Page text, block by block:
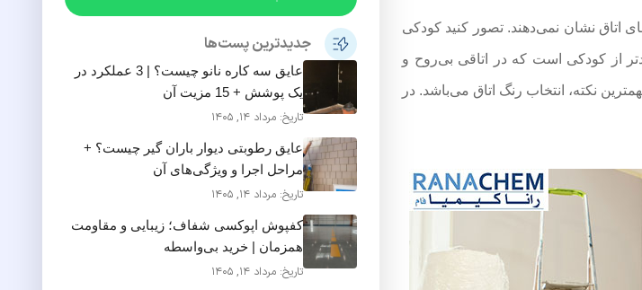
اتاق نشان نمی‌دهند. تصور کنید کودکی
از کودکی است که در اتاقی بی‌روح و
نکته، انتخاب رنگ اتاق می‌باشد. در
جدیدترین پست‌ها
عایق سه کاره نانو چیست؟ | 3 عملکرد در
یک پوشش + 15 مزیت آن
تاریخ: مرداد 14, 1405
عایق رطوبتی دیوار باران گیر چیست؟ +
مراحل اجرا و ویژگی‌های آن
تاریخ: مرداد 14, 1405
کفپوش اپوکسی شفاف؛ زیبایی و مقاومت
همزمان | خرید بی‌واسطه
تاریخ: مرداد 14, 1405